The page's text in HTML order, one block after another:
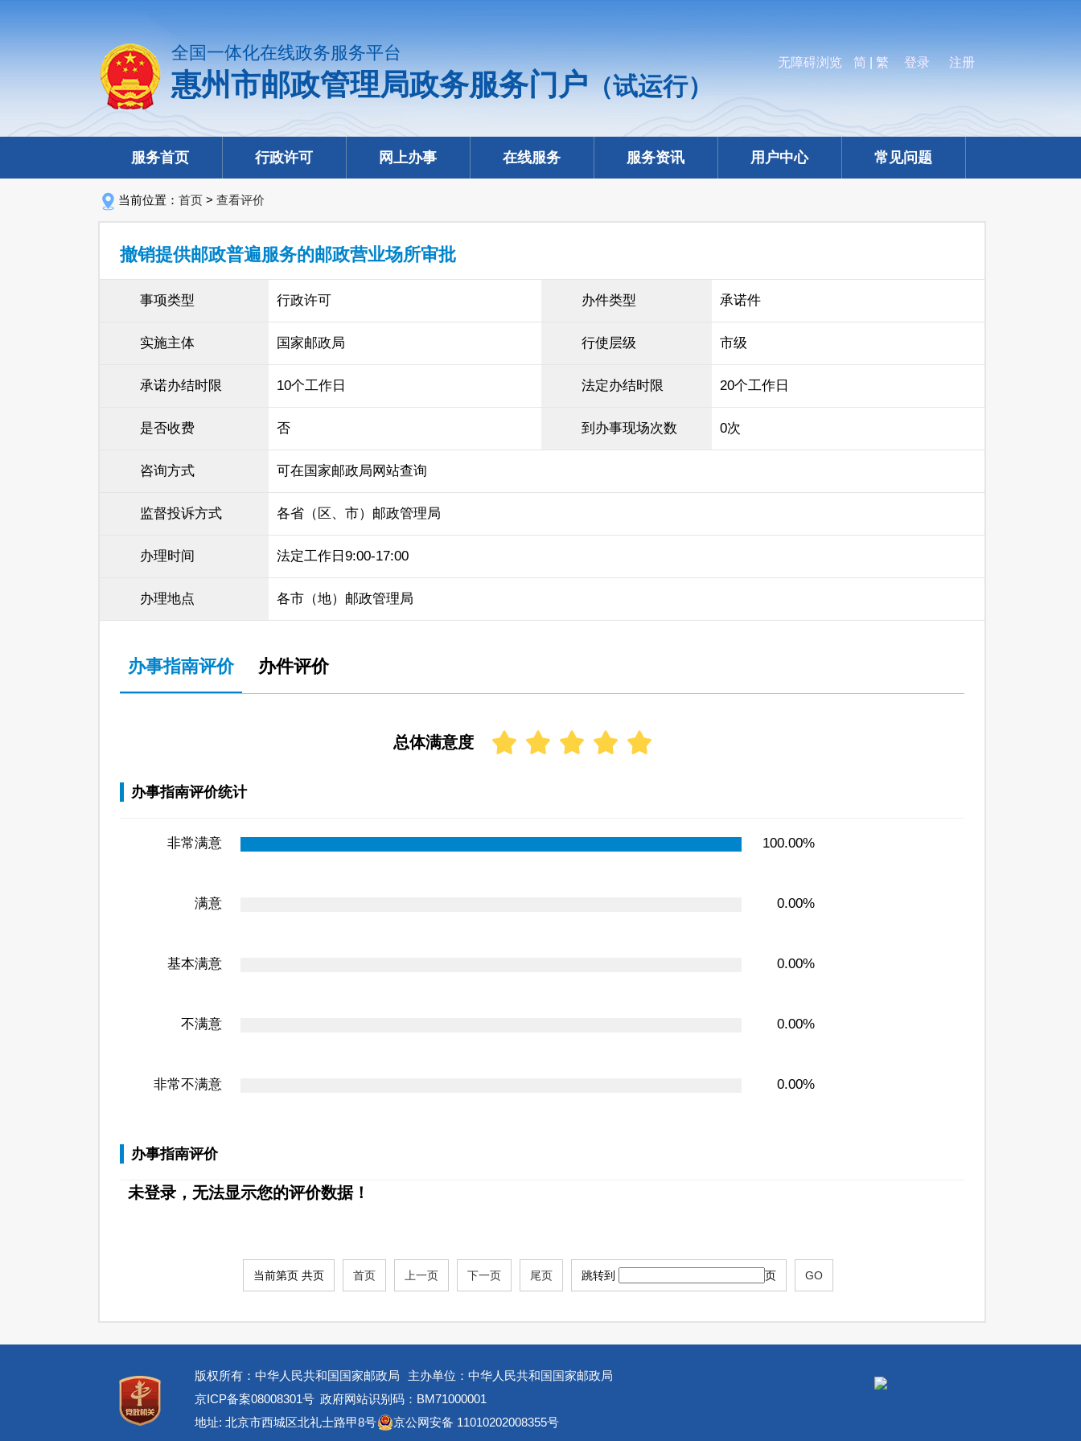
全国一体化在线政务服务平台
惠州市邮政管理局政务服务门户（试运行）
无障碍浏览 简 繁 登录 注册
服务首页 行政许可 网上办事 在线服务 服务资讯 用户中心 常见问题
当前位置： 首页 > 查看评价
撤销提供邮政普遍服务的邮政营业场所审批
事项类型 行政许可 办件类型 承诺件
实施主体 国家邮政局 行使层级 市级
承诺办结时限 10个工作日 法定办结时限 20个工作日
是否收费 否 到办事现场次数 0次
咨询方式 可在国家邮政局网站查询
监督投诉方式 各省（区、市）邮政管理局
办理时间 法定工作日9:00-17:00
办理地点 各市（地）邮政管理局
办事指南评价 办件评价
总体满意度
办事指南评价统计
非常满意 100.00%
满意 0.00%
基本满意 0.00%
不满意 0.00%
非常不满意 0.00%
办事指南评价
未登录，无法显示您的评价数据！
当前第页 共页 首页 上一页 下一页 尾页 跳转到 页 GO
版权所有：中华人民共和国国家邮政局
主办单位：中华人民共和国国家邮政局
京ICP备案08008301号 政府网站识别码：BM71000001
地址: 北京市西城区北礼士路甲8号
京公网安备 11010202008355号